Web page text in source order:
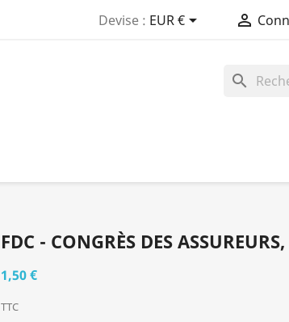
Devise : EUR € 
search
FDC - CONGRÈS DES
1,50 €
TTC